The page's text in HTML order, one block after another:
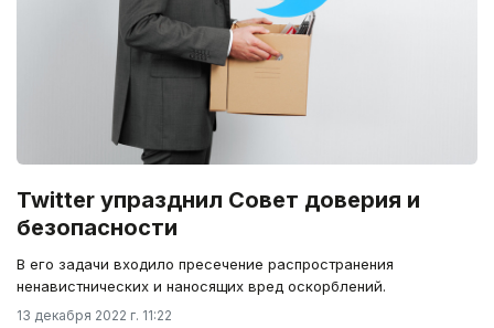
Twitter упразднил Совет доверия и
безопасности
В его задачи входило пресечение распространения
ненавистнических и наносящих вред оскорблений.
13 декабря 2022 г. 11:22